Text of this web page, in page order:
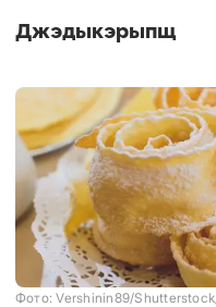
Джэдыкэрыпщ
Фото: Vershinin89/